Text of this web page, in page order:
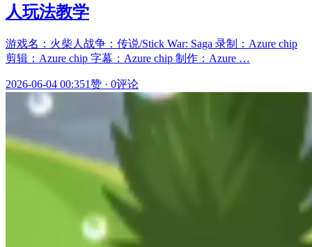
人玩法教学
游戏名：火柴人战争：传说/Stick War: Saga 录制：Azure chip
剪辑：Azure chip 字幕：Azure chip 制作：Azure …
2026-06-04 00:351赞 · 0评论